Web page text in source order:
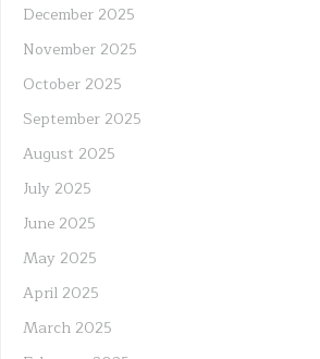
December 2025
November 2025
October 2025
September 2025
August 2025
July 2025
June 2025
May 2025
April 2025
March 2025